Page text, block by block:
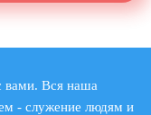
вами. Вся наша
- служение людям и